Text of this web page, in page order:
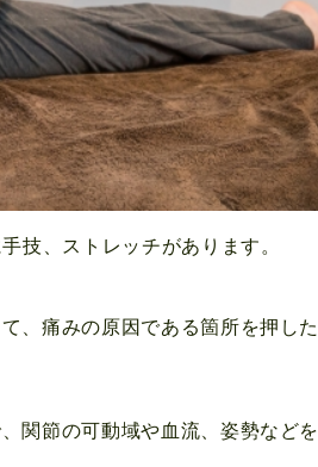
技、ストレッチがあります。
、痛みの原因である箇所を押した
関節の可動域や血流、姿勢などを